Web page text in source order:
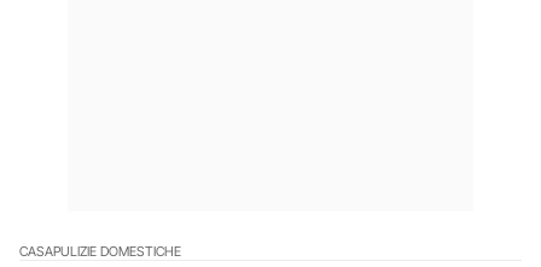
CASAPULIZIE DOMESTICHE